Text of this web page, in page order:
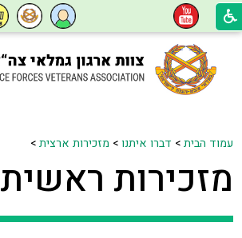
עמוד הבית> דברו איתנו> מזכירות ארצית>
מזכירות ראשית